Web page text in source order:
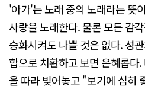
'아가'는 노래 중의 노래라는 뜻
사랑을 노래한다. 물론 모든 감
승화시켜도 나쁠 것은 없다. 성
합으로 치환하고 보면 은혜롭다
을 따라 빚어놓고 "보기에 심히